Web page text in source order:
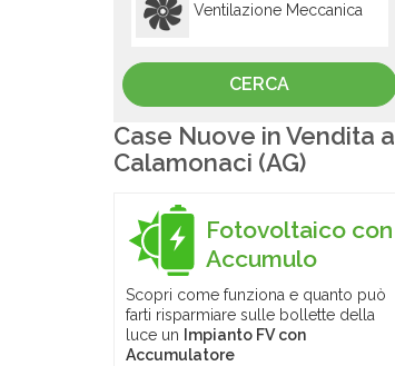
Ventilazione Meccanica
Case Nuove in Vendita a
Calamonaci (AG)
Fotovoltaico con
Accumulo
Scopri come funziona e quanto può
farti risparmiare sulle bollette della
luce un
Impianto FV con
Accumulatore